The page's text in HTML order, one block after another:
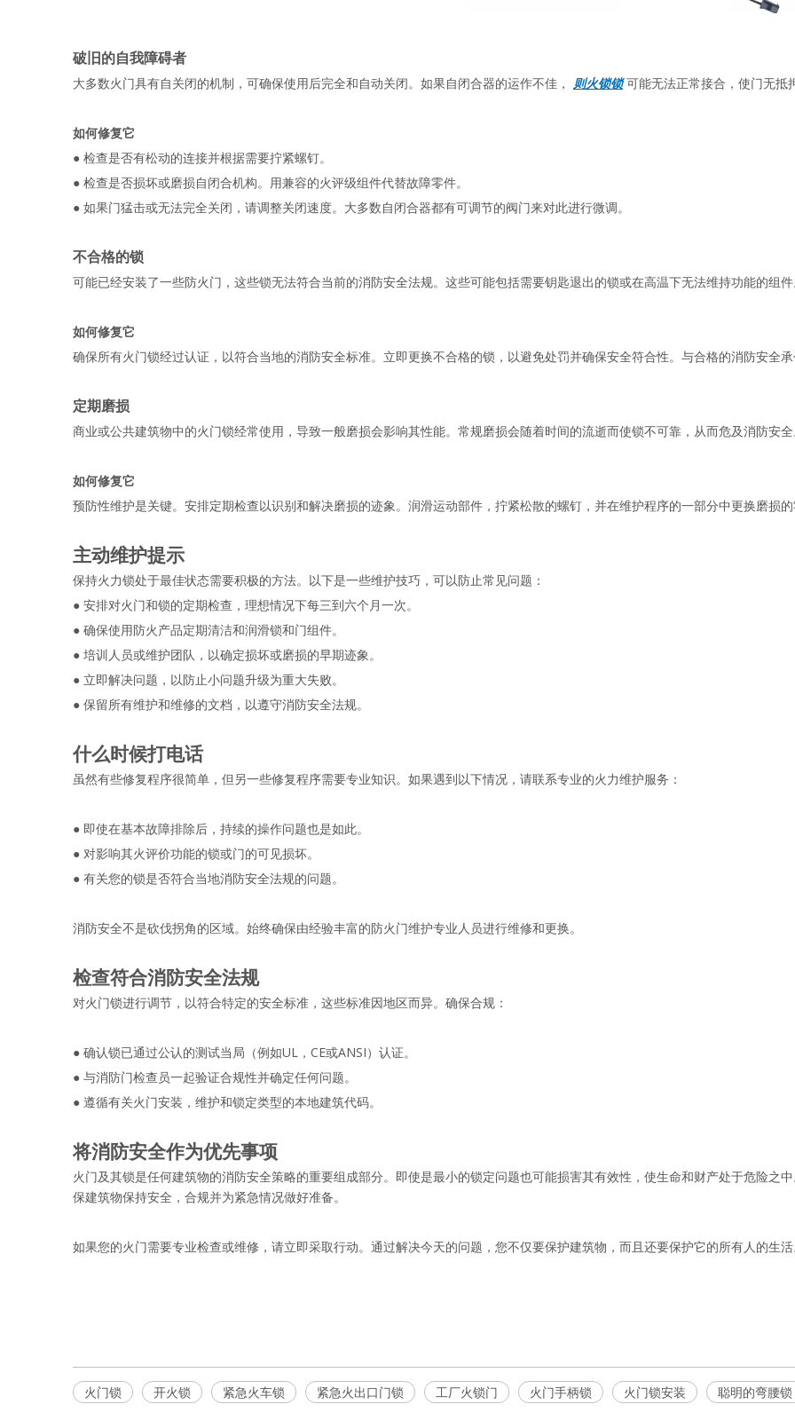
破旧的自我障碍者
大多数火门具有自关闭的机制，可确保使用后完全和自动关闭。如果自闭合器的运作不佳， 则火锁锁 可能无法正常接合，使门无抵
如何修复它
● 检查是否有松动的连接并根据需要拧紧螺钉。
● 检查是否损坏或磨损自闭合机构。用兼容的火评级组件代替故障零件。
● 如果门猛击或无法完全关闭，请调整关闭速度。大多数自闭合器都有可调节的阀门来对此进行微调。
不合格的锁
可能已经安装了一些防火门，这些锁无法符合当前的消防安全法规。这些可能包括需要钥匙退出的锁或在高温下无法维持功能的组件
如何修复它
确保所有火门锁经过认证，以符合当地的消防安全标准。立即更换不合格的锁，以避免处罚并确保安全符合性。与合格的消防安全
定期磨损
商业或公共建筑物中的火门锁经常使用，导致一般磨损会影响其性能。常规磨损会随着时间的流逝而使锁不可靠，从而危及消防安全
如何修复它
预防性维护是关键。安排定期检查以识别和解决磨损的迹象。润滑运动部件，拧紧松散的螺钉，并在维护程序的一部分中更换磨损的
主动维护提示
保持火力锁处于最佳状态需要积极的方法。以下是一些维护技巧，可以防止常见问题：
● 安排对火门和锁的定期检查，理想情况下每三到六个月一次。
● 确保使用防火产品定期清洁和润滑锁和门组件。
● 培训人员或维护团队，以确定损坏或磨损的早期迹象。
● 立即解决问题，以防止小问题升级为重大失败。
● 保留所有维护和维修的文档，以遵守消防安全法规。
什么时候打电话
虽然有些修复程序很简单，但另一些修复程序需要专业知识。如果遇到以下情况，请联系专业的火力维护服务：
● 即使在基本故障排除后，持续的操作问题也是如此。
● 对影响其火评价功能的锁或门的可见损坏。
● 有关您的锁是否符合当地消防安全法规的问题。
消防安全不是砍伐拐角的区域。始终确保由经验丰富的防火门维护专业人员进行维修和更换。
检查符合消防安全法规
对火门锁进行调节，以符合特定的安全标准，这些标准因地区而异。确保合规：
● 确认锁已通过公认的测试当局（例如UL，CE或ANSI）认证。
● 与消防门检查员一起验证合规性并确定任何问题。
● 遵循有关火门安装，维护和锁定类型的本地建筑代码。
将消防安全作为优先事项
火门及其锁是任何建筑物的消防安全策略的重要组成部分。即使是最小的锁定问题也可能损害其有效性，使生命和财产处于危险之
保建筑物保持安全，合规并为紧急情况做好准备。
如果您的火门需要专业检查或维修，请立即采取行动。通过解决今天的问题，您不仅要保护建筑物，而且还要保护它的所有人的生活
火门锁 开火锁 紧急火车锁 紧急火出口门锁 工厂火锁门 火门手柄锁 火门锁安装 聪明的弯腰锁